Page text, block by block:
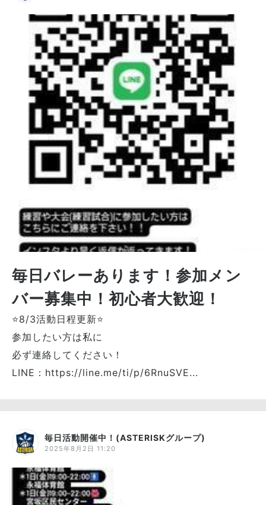
毎日バレーあります！参加メン
バー募集中！初心者大歓迎！
⭐8/3活動日程更新⭐
参加したい方は私に
必ず連絡してください！
LINE：https://line.me/ti/p/6RnuSVE...
毎日活動開催中！(ASTERISKグループ)
2025年8月2日 11:20